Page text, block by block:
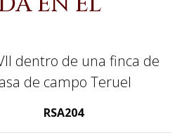
dentro de una finca de
de campo Teruel
RSA204